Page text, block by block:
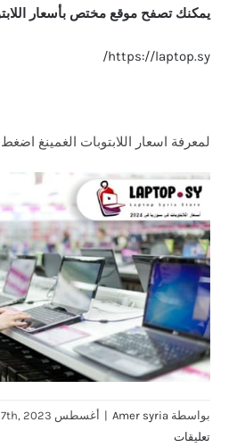
يمكنك تصفح موقع مختص بأسعار
https://laptop.sy/
لمعرفة اسعار اللابتوبات الغمينغ اضغط
بواسطة Amer syria
| أغسطس 27th, 2023
تعليقات